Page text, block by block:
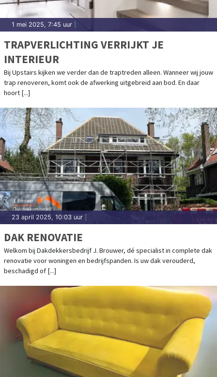
1 mei 2025, 7:45 uur
TRAPVERLICHTING VERRIJKT JE
INTERIEUR
Bij Upstairs kijken we verder dan de traptreden alleen. Wanneer wij jouw
trap renoveren, komt ook de afwerking uitgebreid aan bod. En daar
hoort [...]
23 april 2025, 10:03 uur
DAK RENOVATIE
Welkom bij Dakdekkersbedrijf J. Brouwer, dé specialist in complete dak
renovatie voor woningen en bedrijfspanden. Is uw dak verouderd,
beschadigd of [...]